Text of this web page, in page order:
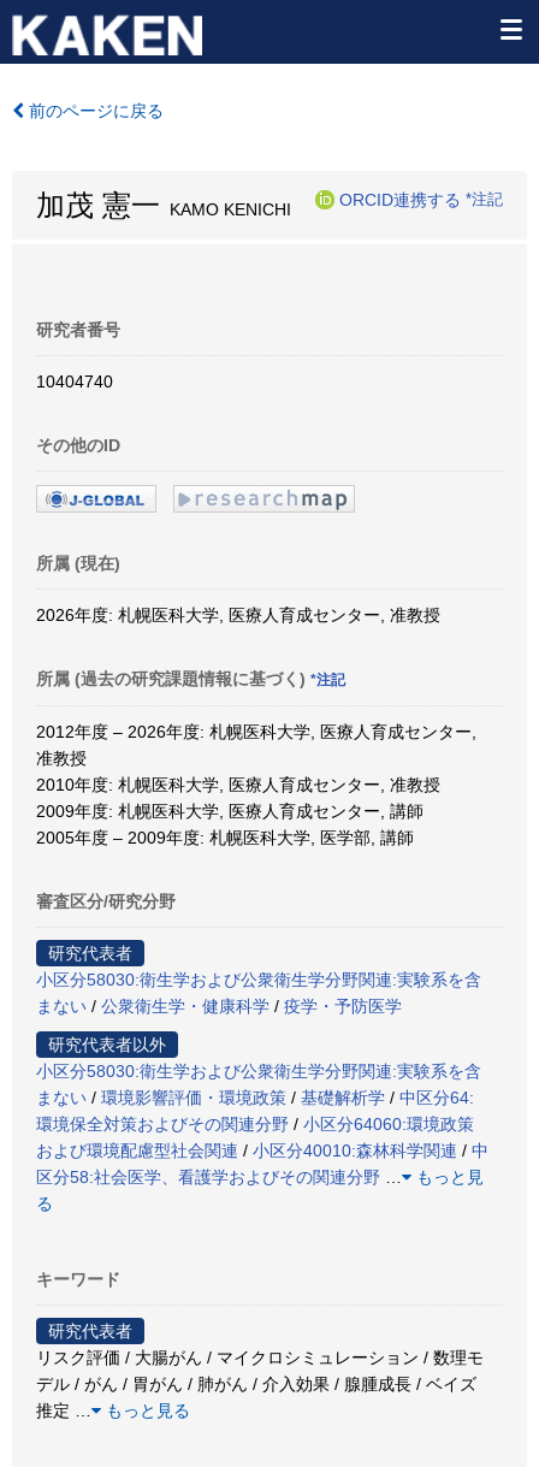
前のページに戻る
加茂 憲一 KAMO KENICHI
ORCID連携する *注記
研究者番号
10404740
その他のID
所属 (現在)
2026年度: 札幌医科大学, 医療人育成センター, 准教授
所属 (過去の研究課題情報に基づく) *注記
2012年度 – 2026年度: 札幌医科大学, 医療人育成センター,
准教授
2010年度: 札幌医科大学, 医療人育成センター, 准教授
2009年度: 札幌医科大学, 医療人育成センター, 講師
2005年度 – 2009年度: 札幌医科大学, 医学部, 講師
審査区分/研究分野
研究代表者
小区分58030:衛生学および公衆衛生学分野関連:実験系を含
まない / 公衆衛生学・健康科学 / 疫学・予防医学
研究代表者以外
小区分58030:衛生学および公衆衛生学分野関連:実験系を含
まない / 環境影響評価・環境政策 / 基礎解析学 / 中区分64:
環境保全対策およびその関連分野 / 小区分64060:環境政策
および環境配慮型社会関連 / 小区分40010:森林科学関連 / 中
区分58:社会医学、看護学およびその関連分野
もっと見
る
キーワード
研究代表者
リスク評価 / 大腸がん / マイクロシミュレーション / 数理モ
デル / がん / 胃がん / 肺がん / 介入効果 / 腺腫成長 / ベイズ
推定
もっと見る